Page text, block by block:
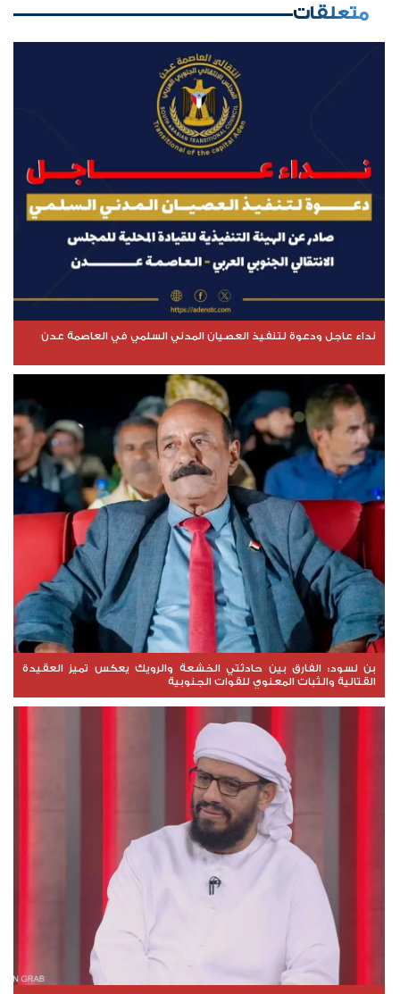
متعلقات
نداء عاجل ودعوة لتنفيذ العصيان المدني السلمي في العاصمة عدن
بن لسود: الفارق بين حادثتي الخشعة والرويك يعكس تميز العقيدة
القتالية والثبات المعنوي للقوات الجنوبية